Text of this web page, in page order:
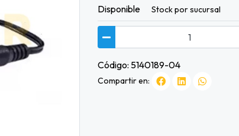
Disponible Stock por sucursal
Código: 5140189-04
Compartir en: